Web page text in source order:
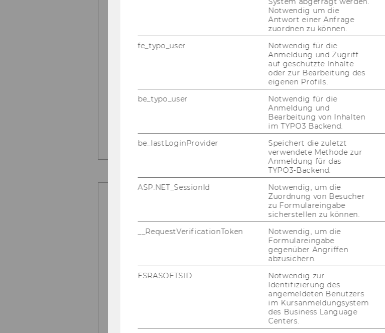
application guide to ensure that
your application process runs
smoothly.
IMPORTANT: The decision rights for
which educational programs fulfill
the basic requirements for
programs offered at WU lie with
admissions office
reach out to our colleagues for
questions about the eligibility of
specific courses or programs.
Online Application
All required documents have to be
uploaded via the online application
tool. The admission office then
if the applications meet the formal
criteria. Please bear in mind our
application deadlines .
ONLINE APPLICATION TOOL
Notwendig um die
Antwort einer Anfrage
zuordnen zu können.
fe_typo_user
Notwendig für die
Anmeldung und Zugriff
auf geschützte Inhalte
oder zur Bearbeitung des
eigenen Profils.
be_typo_user
Notwendig für die
Anmeldung und
Bearbeitung von Inhalten
im TYPO3 Backend.
be_lastLoginProvider
Speichert die zuletzt
verwendete Methode zur
Anmeldung für das
TYPO3-Backend.
ASP.NET_SessionId
Notwendig, um die
Zuordnung von Besucher
zu Formulareingabe
sicherstellen zu können.
__RequestVerificationToken
Notwendig, um die
Formulareingabe
gegenüber Angriffen
abzusichern.
ESRASOFTSID
Notwendig zur
Identifizierung des
angemeldeten Benutzers
im Kursanmeldungsystem
des Business Language
Centers.